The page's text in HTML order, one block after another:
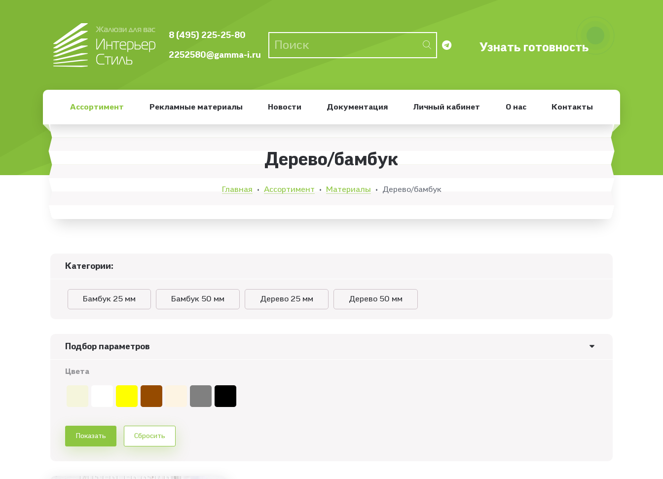
8 (495) 225-25-80
2252580@gamma-i.ru
Узнать готовность
Ассортимент Рекламные материалы Новости Документация Личный кабинет О нас Контакты
Дерево/бамбук
Главная • Ассортимент • Материалы • Дерево/бамбук
Категории:
Бамбук 25 мм Бамбук 50 мм Дерево 25 мм Дерево 50 мм
Подбор параметров
Цвета